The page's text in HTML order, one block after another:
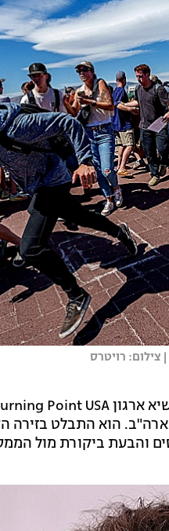
צילום: רויטרס
הוא התבלט בזירה
והבעת ביקורת מול